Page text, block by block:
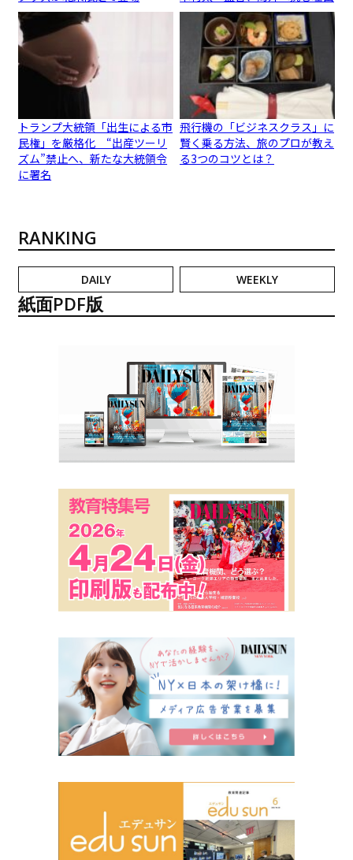
トランプ大統領「出生による市
民権」を厳格化 “出産ツーリ
ズム”禁止へ、新たな大統領令
に署名
飛行機の「ビジネスクラス」に
賢く乗る方法、旅のプロが教え
る3つのコツとは？
RANKING
DAILY WEEKLY
紙面PDF版